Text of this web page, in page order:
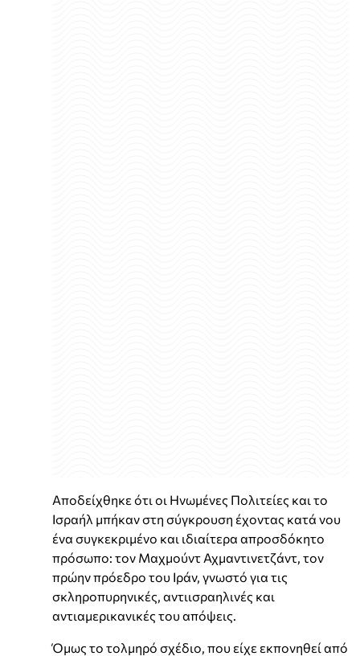
Αποδείχθηκε ότι οι Ηνωμένες Πολιτείες και το
Ισραήλ μπήκαν στη σύγκρουση έχοντας κατά νου
ένα συγκεκριμένο και ιδιαίτερα απροσδόκητο
πρόσωπο: τον Μαχμούντ Αχμαντινετζάντ, τον
πρώην πρόεδρο του Ιράν, γνωστό για τις
σκληροπυρηνικές, αντιισραηλινές και
αντιαμερικανικές του απόψεις.
Όμως το τολμηρό σχέδιο, που είχε εκπονηθεί από